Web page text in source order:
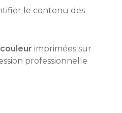
le contenu des
imprimées sur
professionnelle